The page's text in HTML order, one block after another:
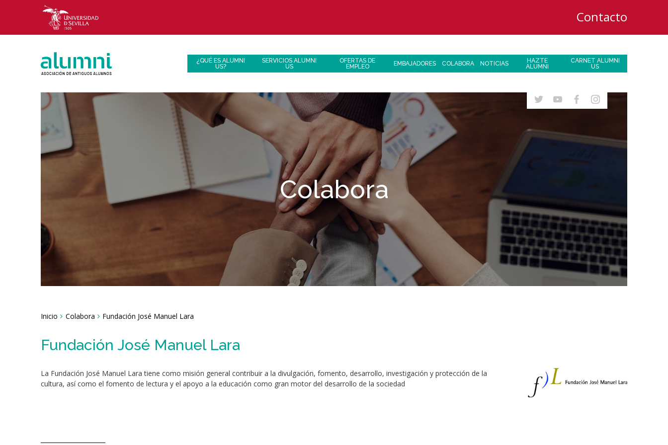
Contacto
¿QUÉ ES ALUMNI
US?
SERVICIOS ALUMNI
US
OFERTAS DE
EMPLEO
EMBAJADORES COLABORA NOTICIAS
HAZTE
ALUMNI
CARNET ALUMNI
US
Colabora
Breadcrumbs
You
Inicio Colabora Fundación José Manuel Lara
Fundación José Manuel Lara
La Fundación José Manuel Lara tiene como misión general contribuir a la divulgación, fomento, desarrollo, investigación y protección de la
cultura, así como el fomento de lectura y el apoyo a la educación como gran motor del desarrollo de la sociedad